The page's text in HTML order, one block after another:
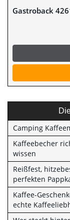
Gastroback
Camping
Kaffeebecher
wissen
Reißfest,
perfekten
Kaffee-
echte